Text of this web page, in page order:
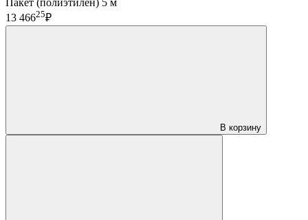
Пакет (полиэтилен) 5 м
13 46625₽
В корзину